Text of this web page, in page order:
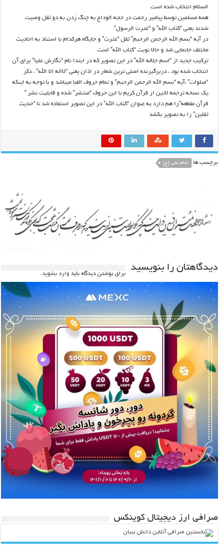
السلام انتخاب شده است
همه مسلمین توسط پیامیر رحمت در حجه الوداع به چنگ زدن به دو ثقل وصیت
شدند یعنی “کتاب الله” و “عترت الرسول”
در آیه “بسم الله الرحمن الرحیم” ثقل “عترت” و جایگاه هرکدام با استناد به احادیث
مختلف جانمایی شد و حالا نوبت “کتاب الله” است
ترکیب جدید از “اسم جلاله الله” در این تصویر که در ابتدا نام “نگارش علیا” برای آن
انتخاب شده بود ، دربرگیرنده اصلی ترین شعار در اذان یعنی “لااله الا الله” ، ذکر
“صلوات” ،آیه “بسم الله الرحمن الرحیم” و تمام حروف الفبا میباشد و با توجه به اینکه
یک نسخه ترجمه لاتین از قرآن کریم با این حروف “منتشر” شده و قابلیت نشر ”
قرآن مقطعه”را هم دارد به عنوان “کتاب الله” در این تصویر استفاده شد تا “حدیث
ثقلین” را به تصویر بکشد
برچسب ها امام علی (ع)
دیدگاهتان را بنویسید
برای نوشتن دیدگاه باید وارد بشوید.
صرافی ارز دیجیتال کوینکس